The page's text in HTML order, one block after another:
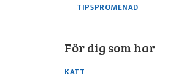
TIPSPROMENAD
För dig som har
KATT